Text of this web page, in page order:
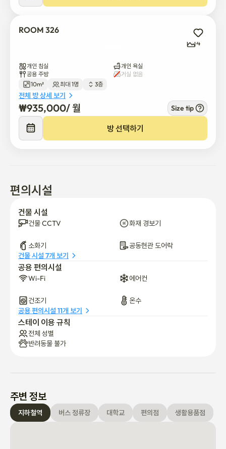
고 편리하고 편안한 서울 거주가 필요한 단기 또는 중기 거주자들에
근처에는 스타벅스, 편의점, 레스토랑, 카페, 병원 및 기타 일상 시설
을 쉽게 찾을 수 있습니다. 이로 인해 한국을 처음 방문하는 손님들
도 이 지역을 편리하게 이용할 수 있습니다.
코엑스, 스타필드 코엑스몰, 봉은사, 압구정 로데오 거리, 청담 명품
거리, 도산공원, 강남 상권, 한강 지역 등 인기 있는 장소들도 숙박을
통해 쉽게 접근할 수 있습니다.
외국인 손님들이 원활하게 정착할 수 있도록 기본적인 입주 안내를
제공합니다. 숙박 전 또는 숙박 중에 궁금한 점이 있으시면 플랫폼
메시지를 통해 문의해 주시기 바랍니다.
[하우스 규칙]
- 체크인과 체크아웃은 비대면으로 진행됩니다.
- 체크인 시간은 오후 2시부터이며, 체크아웃 시간은 오전 11시까지
입니다.
- 체류 기간을 연장해야 하는 경우 미리 문의해 주시기 바랍니다.
- 실내에서는 흡연이 금지되어 있습니다.
- 애완동물은 허용되지 않습니다.
니다.
- 공유 공간을 사용한 후 청소해 주세요.
- 재활용 및 쓰레기 처리 규정을 준수해 주시기 바랍니다.
ROOM 326
4
개인 침실
개인 욕실
공용 주방
거실 없음
10m²
최대 1명 3층
전체 방 상세 보기
₩935,000/ 월 Size tip
방 선택하기
편의시설
건물 시설
건물 CCTV 화재 경보기
소화기
공동현관 도어락
건물 시설 7개 보기
공용 편의시설
Wi-Fi 에어컨
건조기
온수
공용 편의시설 11개 보기
스테이 이용 규칙
전체 성별
반려동물 불가
주변 정보
지하철역 버스 정류장 대학교 편의점 생활용품점